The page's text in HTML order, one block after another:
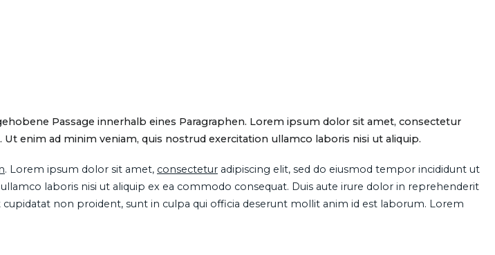
Passage innerhalb eines Paragraphen. Lorem ipsum dolor sit amet, consectetur
enim ad minim veniam, quis nostrud exercitation ullamco laboris nisi ut aliquip.
. Lorem ipsum dolor sit amet, consectetur adipiscing elit, sed do eiusmod tempor incididunt ut
laboris nisi ut aliquip ex ea commodo consequat. Duis aute irure dolor in reprehenderit
non proident, sunt in culpa qui officia deserunt mollit anim id est laborum. Lorem